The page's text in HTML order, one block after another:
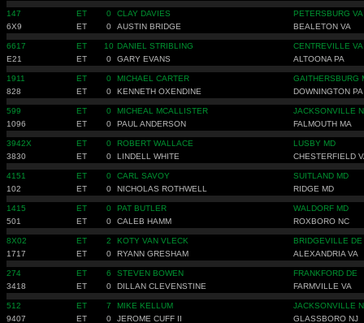
147 ET 0 CLAY DAVIES
PETERSBURG VA
6X9
ET 0 AUSTIN BRIDGE BEALETON VA
6617 ET 10 DANIEL STRIBLING
CENTREVILLE VA
E21
ET 0 GARY EVANS ALTOONA PA
1911 ET 0 MICHAEL CARTER
GAITHERSBURG
828
ET 0 KENNETH OXENDINE DOWNINGTON PA
599 ET 0 MICHEAL MCALLISTER
JACKSONVILLE
1096
ET 0 PAUL ANDERSON FALMOUTH MA
3942X ET 0 ROBERT WALLACE
LUSBY MD
3830
ET 0 LINDELL WHITE CHESTERFIELD
4151 ET 0 CARL SAVOY
SUITLAND MD
102
ET 0 NICHOLAS ROTHWELL RIDGE MD
1415 ET 0 PAT BUTLER
WALDORF MD
501
ET 0 CALEB HAMM ROXBORO NC
8X02 ET 2 KOTY VAN VLECK
BRIDGEVILLE DE
1717
ET 0 RYANN GRESHAM ALEXANDRIA VA
274 ET 6 STEVEN BOWEN
FRANKFORD DE
3418
ET 0 DILLAN CLEVENSTINE FARMVILLE VA
512 ET 7 MIKE KELLUM
JACKSONVILLE
9407
ET 0 JEROME CUFF II GLASSBORO NJ